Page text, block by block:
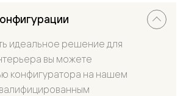
идеальное решение для
вы можете
конфигуратора на нашем